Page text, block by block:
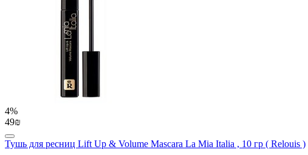
4%
49₪
Тушь для ресниц Lift Up & Volume Mascara La Mia Italia , 10 гр ( Relouis )